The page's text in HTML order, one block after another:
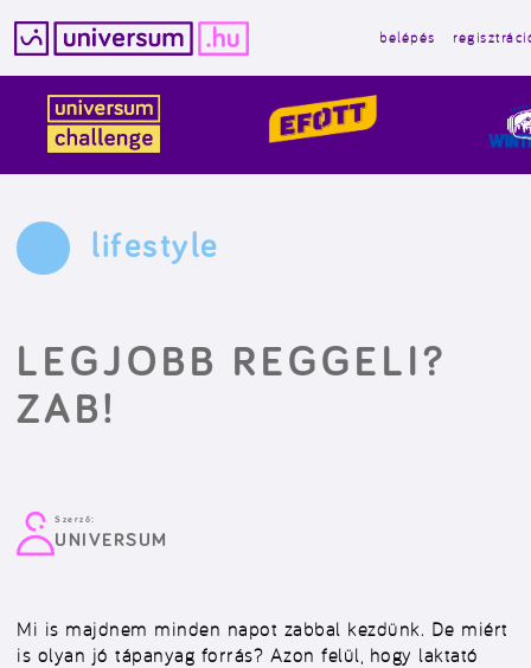
tartalomba
belépés
lifestyle
LEGJOBB REGGELI?
ZAB!
Szerző:
UNIVERSUM
Mi is majdnem minden napot zabbal kezdünk. De miért
is olyan jó tápanyag forrás? Azon felül, hogy laktató